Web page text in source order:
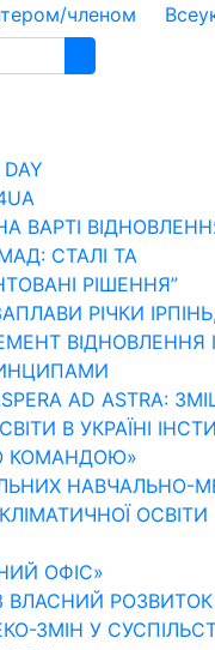
членом
ВАРТІ
CТАЛІ ТА
РІШЕННЯ”
РІЧКИ
ВІДНОВЛЕННЯ
AD ASTRA:
В УКРАЇНІ
НАВЧАЛЬНО-
ОСВІТИ
ОФІС»
ВЛАСНИЙ
ЗМІН У